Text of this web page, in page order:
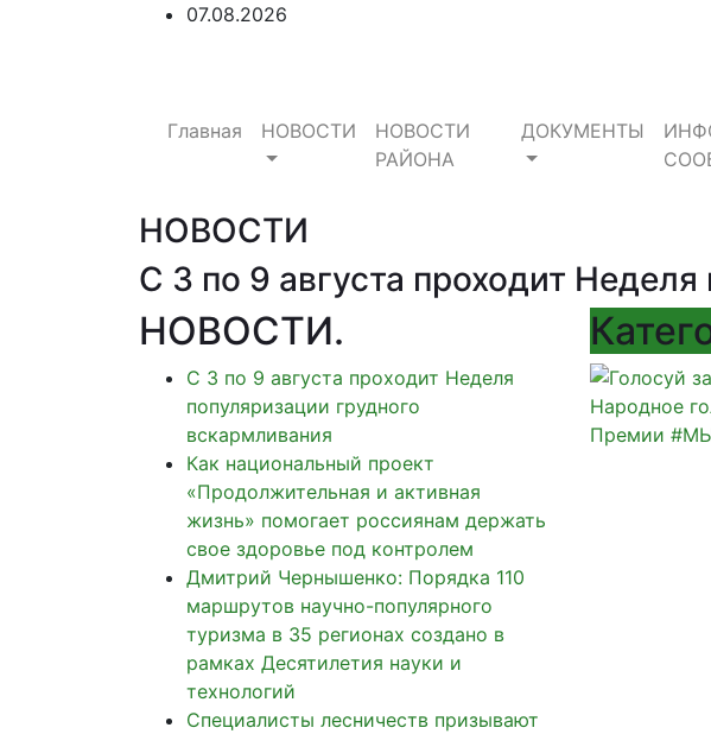
07.08.2026
Главная НОВОСТИ
НОВОСТИ
РАЙОНА
ДОКУМЕНТЫ
НОВОСТИ
С 3 по 9 августа проходит
НОВОСТИ.
С 3 по 9 августа проходит Неделя
популяризации грудного
вскармливания
Как национальный проект
«Продолжительная и активная
жизнь» помогает россиянам держать
свое здоровье под контролем
Дмитрий Чернышенко: Порядка 110
маршрутов научно-популярного
туризма в 35 регионах создано в
рамках Десятилетия науки и
технологий
Специалисты лесничеств призывают